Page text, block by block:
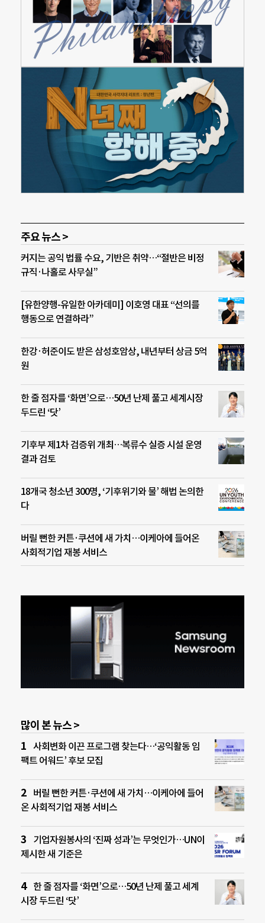
주요 뉴스 >
커지는 공익 법률 수요, 기반은 취약…“절반은 비정
규직·나홀로 사무실”
[유한양행-유일한 아카데미] 이호영 대표 “선의를
행동으로 연결하라”
한강·허준이도 받은 삼성호암상, 내년부터 상금 5억
원
한 줄 점자를 ‘화면’으로…50년 난제 풀고 세계시장
두드린 ‘닷’
기후부 제1차 검증위 개최…복류수 실증 시설 운영
결과 검토
18개국 청소년 300명, ‘기후위기와 물’ 해법 논의한
다
버릴 뻔한 커튼·쿠션에 새 가치…이케아에 들어온
사회적기업 재봉 서비스
많이 본 뉴스 >
사회변화 이끈 프로그램 찾는다…‘공익활동 임
팩트 어워드’ 후보 모집
버릴 뻔한 커튼·쿠션에 새 가치…이케아에 들어
온 사회적기업 재봉 서비스
기업자원봉사의 ‘진짜 성과’는 무엇인가…UN이
제시한 새 기준은
한 줄 점자를 ‘화면’으로…50년 난제 풀고 세계
시장 두드린 ‘닷’